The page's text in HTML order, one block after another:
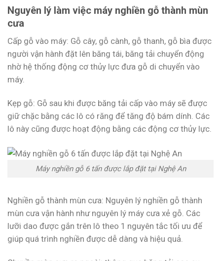
Nguyên lý làm việc máy nghiền gỗ thành mùn
cưa
Cấp gỗ vào máy: Gỗ cây, gỗ cành, gỗ thanh, gỗ bìa được
người vận hành đặt lên băng tái, băng tải chuyển động
nhờ hệ thống động cơ thủy lực đưa gỗ di chuyển vào
máy.
Kẹp gỗ: Gỗ sau khi được băng tải cấp vào máy sẽ được
giữ chặc bằng các lô có răng để tăng độ bám dính. Các
lô này cũng được hoạt động bằng các động cơ thủy lực.
Máy nghiền gỗ 6 tấn được lắp đặt tại Nghệ An
Nghiền gỗ thành mùn cưa: Nguyên lý nghiền gỗ thành
mùn cưa vận hành như nguyên lý máy cưa xẻ gỗ. Các
lưỡi dao được gắn trên lô theo 1 nguyên tắc tối ưu để
giúp quá trình nghiền được dễ dàng và hiệu quả.